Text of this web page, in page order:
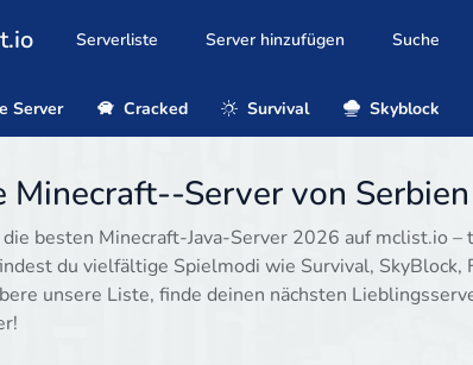
Serverliste Server hinzufügen Suche
Server Cracked Survival Skyblock
Minecraft--Server von
die besten Minecraft-Java-Server 2026 auf mclist.io
du vielfältige Spielmodi wie Survival, SkyBlock,
unsere Liste, finde deinen nächsten